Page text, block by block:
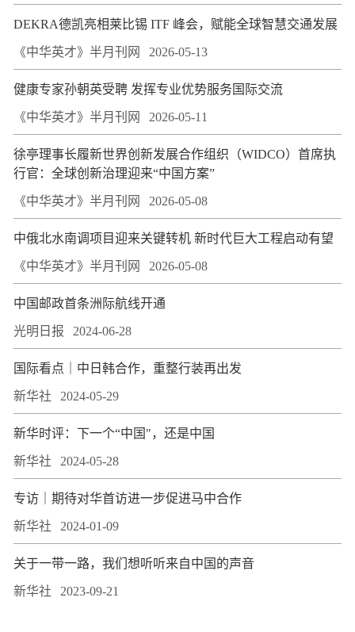
DEKRA德凯亮相莱比锡 ITF 峰会，赋能全球智慧交通发展
《中华英才》半月刊网 2026-05-13
健康专家孙朝英受聘 发挥专业优势服务国际交流
《中华英才》半月刊网 2026-05-11
徐亭理事长履新世界创新发展合作组织（WIDCO）首席执
行官：全球创新治理迎来“中国方案”
《中华英才》半月刊网 2026-05-08
中俄北水南调项目迎来关键转机 新时代巨大工程启动有望
《中华英才》半月刊网 2026-05-08
中国邮政首条洲际航线开通
光明日报 2024-06-28
国际看点｜中日韩合作，重整行装再出发
新华社 2024-05-29
新华时评：下一个“中国"，还是中国
新华社 2024-05-28
专访｜期待对华首访进一步促进马中合作
新华社 2024-01-09
关于一带一路，我们想听听来自中国的声音
新华社 2023-09-21